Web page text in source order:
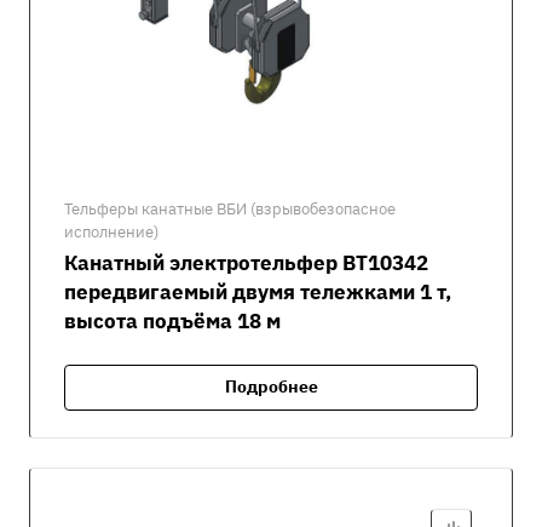
Тельферы канатные ВБИ (взрывобезопасное
исполнение)
Канатный электротельфер ВТ10342
передвигаемый двумя тележками 1 т,
высота подъёма 18 м
Подробнее